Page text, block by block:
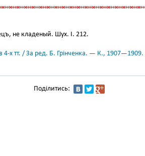
не кладеный. Шух. I. 212.
4-х тт. / За ред. Б. Грінченка. — К., 1907—1909.
Поділитись: